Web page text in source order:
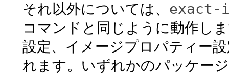
それ以外については、
コマンドと同じように動作し
設定、イメージプロパティー
れます。いずれかのパッケー